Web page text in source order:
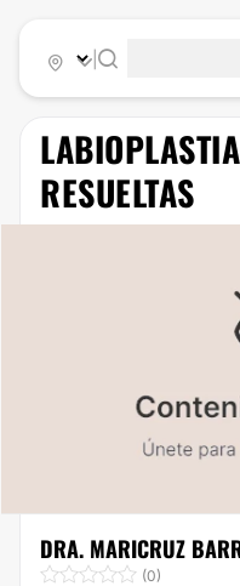
RESUELTAS
DRA. MARICRUZ
(0)